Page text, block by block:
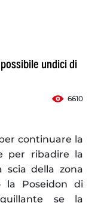
undici di
6610
continuare la
per ribadire la
scia della zona
la Poseidon di
se la